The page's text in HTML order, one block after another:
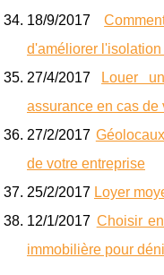
18/9/2017
d'améliorer
27/4/2017
Louer
assurance en cas de
27/2/2017
de votre entreprise
25/2/2017 Loyer
12/1/2017 Choisir
immobilière pour